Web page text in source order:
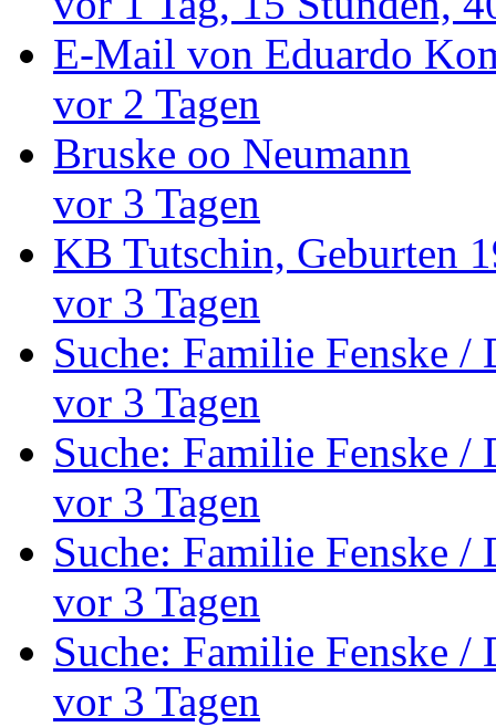
E-Mail von Eduardo
vor 2 Tagen
Bruske oo Neumann
vor 3 Tagen
KB Tutschin, Geburten
vor 3 Tagen
Suche: Familie Fenske
vor 3 Tagen
Suche: Familie Fenske
vor 3 Tagen
Suche: Familie Fenske
vor 3 Tagen
Suche: Familie Fenske
vor 3 Tagen